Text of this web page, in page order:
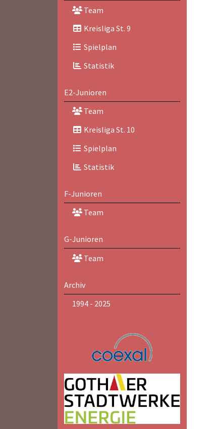
Team
Kreisliga St. 9
Spielplan
Statistik
E2-Junioren
Team
Kreisliga St. 10
Spielplan
Statistik
F-Junioren
Team
G-Junioren
Team
Archiv
1994 - 2025